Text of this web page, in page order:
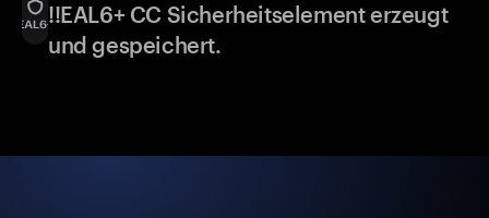
!!EAL6+ CC Sicherheitselement erzeugt
und gespeichert.